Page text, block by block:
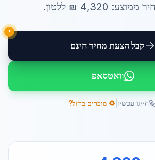
ממוצע: 4,320 ₪ ללטון.
קבל הצעת מחיר חינם
!
וואטסאפ
חייגו עכשיו ♻️ מוכרים ברזל?